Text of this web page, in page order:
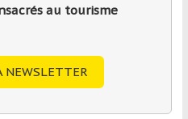
au tourisme
NEWSLETTER